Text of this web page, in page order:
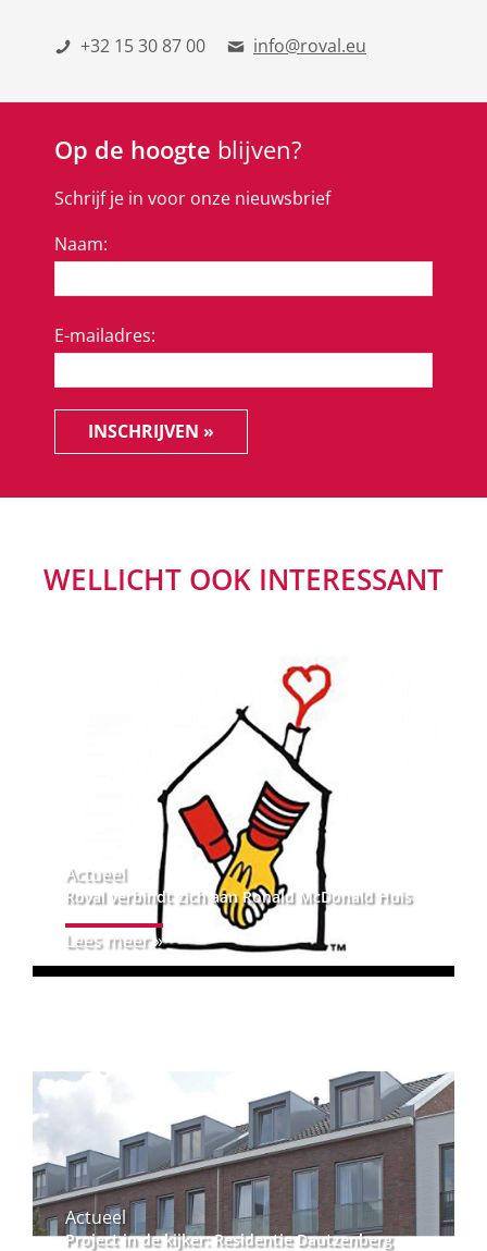
+32 15 30 87 00 info@roval.eu
Op de hoogte blijven?
Schrijf je in voor onze nieuwsbrief
Naam:
E-mailadres:
INSCHRIJVEN »
WELLICHT OOK INTERESSANT
Actueel
Roval verbindt zich aan Ronald McDonald Huis
Lees meer »
Actueel
Project in de kijker: Residentie Dautzenberg